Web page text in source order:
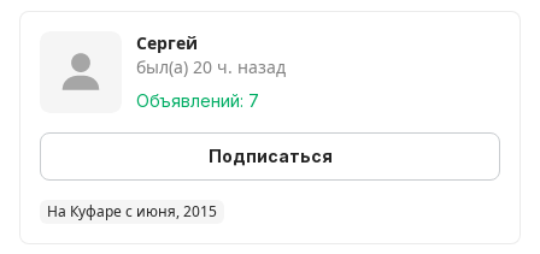
Сергей
был(а) 20 ч. назад
Объявлений: 7
Подписаться
На Куфаре с июня, 2015